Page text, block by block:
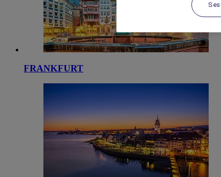
FRANKFURT